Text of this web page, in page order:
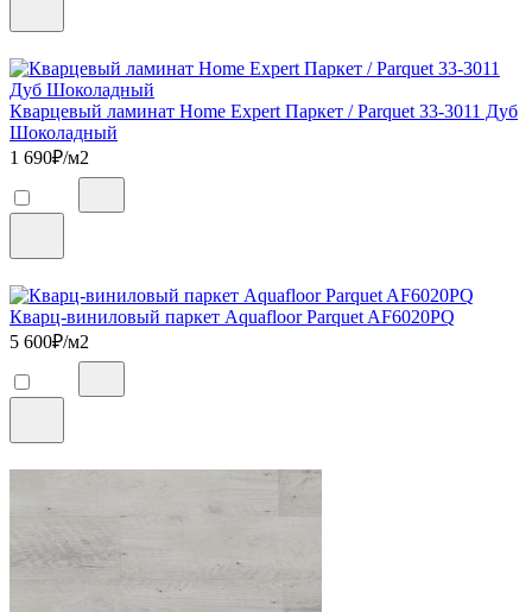
Кварцевый ламинат Home Expert Паркет / Parquet 33-3011 Дуб
Шоколадный
1 690₽/м2
Кварц-виниловый паркет Aquafloor Parquet AF6020PQ
5 600₽/м2